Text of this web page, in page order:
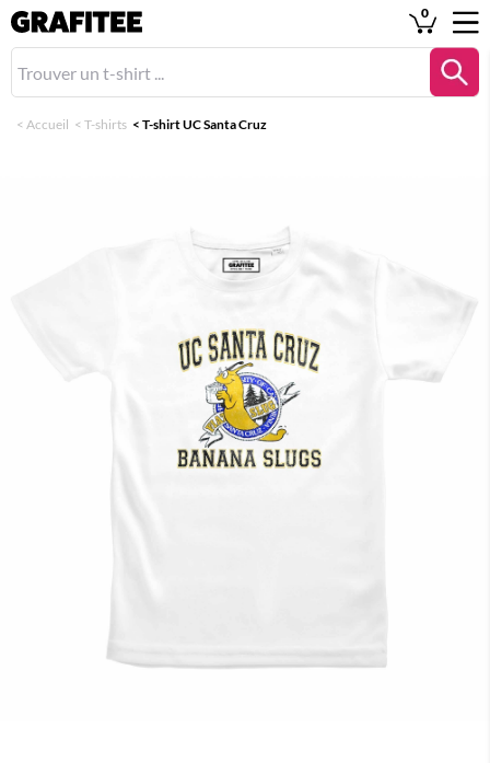
0
< Accueil < T-shirts < T-shirt UC Santa Cruz